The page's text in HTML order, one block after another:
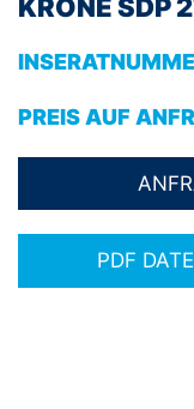
KRONE SDP
PREIS AUF
PDF